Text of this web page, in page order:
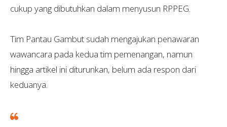
cukup yang dibutuhkan dalam menyusun RPPEG.
Tim Pantau Gambut sudah mengajukan penawaran
wawancara pada kedua tim pemenangan, namun
hingga artikel ini diturunkan, belum ada respon dari
keduanya.